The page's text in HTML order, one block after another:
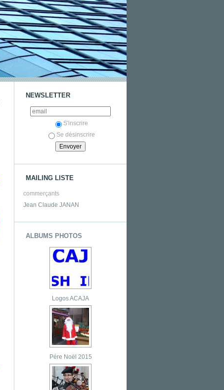
NEWSLETTER
S'inscrire
Se désinscrire
MAILING LISTE
commerçants
Jean Claude JANAN
ALBUMS PHOTOS
Logos ACAJA
Pére Noël 2015